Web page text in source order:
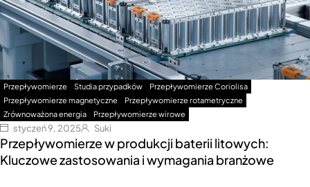
Przepływomierze Studia przypadków
Przepływomierze Coriolisa
Przepływomierze magnetyczne
Przepływomierze rotametryczne
Zrównoważona energia
Przepływomierze wirowe
styczeń 9, 2025 Suki
Przepływomierze w produkcji baterii litowych:
Kluczowe zastosowania i wymagania branżowe